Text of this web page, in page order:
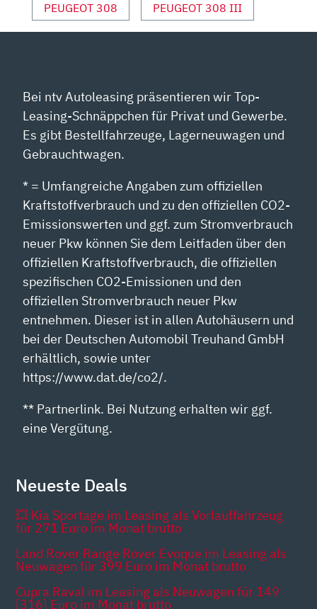
PEUGEOT 308 PEUGEOT 308 III
Bei ntv Autoleasing präsentieren wir Top-
Leasing-Schnäppchen für Privat und Gewerbe.
Es gibt Bestellfahrzeuge, Lagerneuwagen und
Gebrauchtwagen.
* = Umfangreiche Angaben zum offiziellen
Kraftstoffverbrauch und zu den offiziellen CO2-
Emissionswerten und ggf. zum Stromverbrauch
neuer Pkw können Sie dem Leitfaden über den
offiziellen Kraftstoffverbrauch, die offiziellen
spezifischen CO2-Emissionen und den
offiziellen Stromverbrauch neuer Pkw
entnehmen. Dieser ist in allen Autohäusern und
bei der Deutschen Automobil Treuhand GmbH
erhältlich, sowie unter
https://www.dat.de/co2/.
** Partnerlink. Bei Nutzung erhalten wir ggf.
eine Vergütung.
Neueste Deals
💥 Kia Sportage im Leasing als Vorlauffahrzeug
für 271 Euro im Monat brutto
Land Rover Range Rover Evoque im Leasing als
Neuwagen für 399 Euro im Monat brutto
Cupra Raval im Leasing als Neuwagen für 149
[316] Euro im Monat brutto